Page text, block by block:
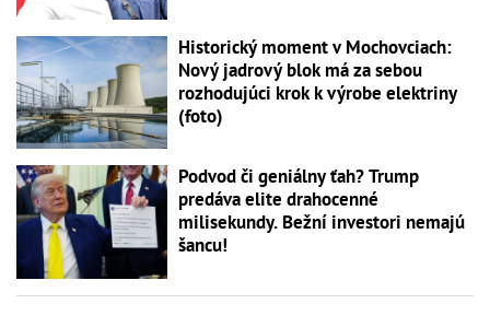
Historický moment v Mochovciach:
Nový jadrový blok má za sebou
rozhodujúci krok k výrobe elektriny
(foto)
Podvod či geniálny ťah? Trump
predáva elite drahocenné
milisekundy. Bežní investori nemajú
šancu!